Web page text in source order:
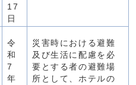
17
日
令
和
7
年
災害時における避難
及び生活に配慮を必
要とする者の避難場
所として、ホテルの